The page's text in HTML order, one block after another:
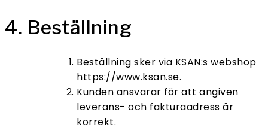
4. Beställning
Beställning sker via KSAN:s webshop
https://www.ksan.se.
Kunden ansvarar för att angiven
leverans- och fakturaadress är
korrekt.